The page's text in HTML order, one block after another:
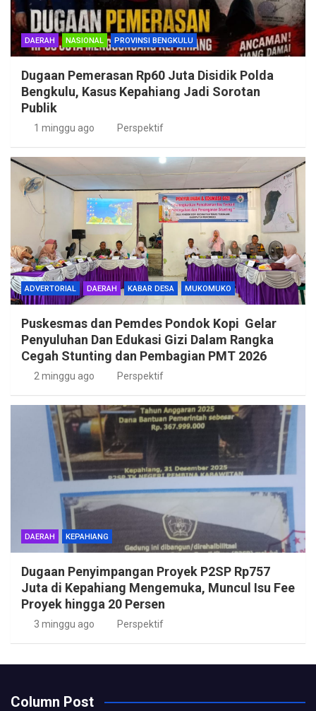
DAERAH NASIONAL PROVINSI BENGKULU
Dugaan Pemerasan Rp60 Juta Disidik Polda
Bengkulu, Kasus Kepahiang Jadi Sorotan
Publik
1 minggu ago Perspektif
ADVERTORIAL DAERAH KABAR DESA MUKOMUKO
Puskesmas dan Pemdes Pondok Kopi Gelar
Penyuluhan Dan Edukasi Gizi Dalam Rangka
Cegah Stunting dan Pembagian PMT 2026
2 minggu ago Perspektif
DAERAH KEPAHIANG
Dugaan Penyimpangan Proyek P2SP Rp757
Juta di Kepahiang Mengemuka, Muncul Isu Fee
Proyek hingga 20 Persen
3 minggu ago Perspektif
Column Post